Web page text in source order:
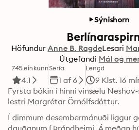
Sýnishorn
Höfundur Anne B. RagdeLesari
Útgefandi Mál og
745 einkunn
4.1
Sería
1 af 6
Lengd
9 Klst. 16
Fyrsta bókin í hinni vinsælu
lestri Margrétar Örnólfsdóttur.
Í dimmum desembermánuði liggur
dauðanum í Þrándheimi. Á meðan